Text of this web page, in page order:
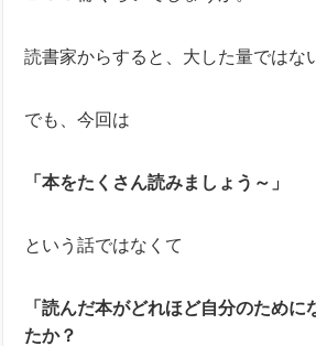
読書家からすると、大した量ではな
でも、今回は
「本をたくさん読みましょう～」
という話ではなくて
「読んだ本がどれほど自分のために
たか？